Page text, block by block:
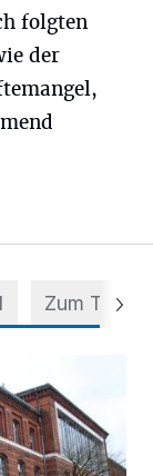
folgten
der
Zum Thema